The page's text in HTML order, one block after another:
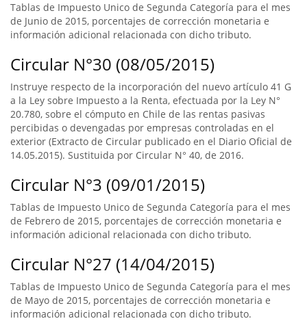
Tablas de Impuesto Unico de Segunda Categoría para el mes
de Junio de 2015, porcentajes de corrección monetaria e
información adicional relacionada con dicho tributo.
Circular N°30 (08/05/2015)
Instruye respecto de la incorporación del nuevo artículo 41 G
a la Ley sobre Impuesto a la Renta, efectuada por la Ley N°
20.780, sobre el cómputo en Chile de las rentas pasivas
percibidas o devengadas por empresas controladas en el
exterior (Extracto de Circular publicado en el Diario Oficial de
14.05.2015). Sustituida por Circular N° 40, de 2016.
Circular N°3 (09/01/2015)
Tablas de Impuesto Unico de Segunda Categoría para el mes
de Febrero de 2015, porcentajes de corrección monetaria e
información adicional relacionada con dicho tributo.
Circular N°27 (14/04/2015)
Tablas de Impuesto Unico de Segunda Categoría para el mes
de Mayo de 2015, porcentajes de corrección monetaria e
información adicional relacionada con dicho tributo.